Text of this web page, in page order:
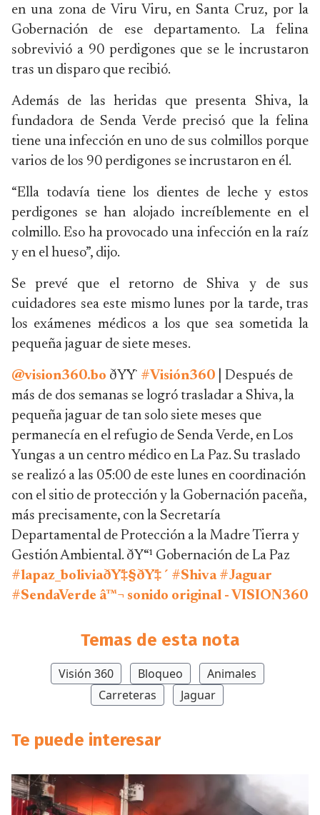
en una zona de Viru Viru, en Santa Cruz, por la
Gobernación de ese departamento. La felina
sobrevivió a 90 perdigones que se le incrustaron
tras un disparo que recibió.
Además de las heridas que presenta Shiva, la
fundadora de Senda Verde precisó que la felina
tiene una infección en uno de sus colmillos porque
varios de los 90 perdigones se incrustaron en él.
“Ella todavía tiene los dientes de leche y estos
perdigones se han alojado increíblemente en el
colmillo. Eso ha provocado una infección en la raíz
y en el hueso”, dijo.
Se prevé que el retorno de Shiva y de sus
cuidadores sea este mismo lunes por la tarde, tras
los exámenes médicos a los que sea sometida la
pequeña jaguar de siete meses.
@vision360.bo ðŸŸ #Visión360 | Después de
más de dos semanas se logró trasladar a Shiva, la
pequeña jaguar de tan solo siete meses que
permanecía en el refugio de Senda Verde, en Los
Yungas a un centro médico en La Paz. Su traslado
se realizó a las 05:00 de este lunes en coordinación
con el sitio de protección y la Gobernación paceña,
más precisamente, con la Secretaría
Departamental de Protección a la Madre Tierra y
Gestión Ambiental. ðŸ“¹ Gobernación de La Paz
#lapaz_boliviaðŸ‡§ðŸ‡´ #Shiva #Jaguar
#SendaVerde â™¬ sonido original - VISION360
Temas de esta nota
Visión 360 Bloqueo
Animales
Carreteras
Jaguar
Te puede interesar